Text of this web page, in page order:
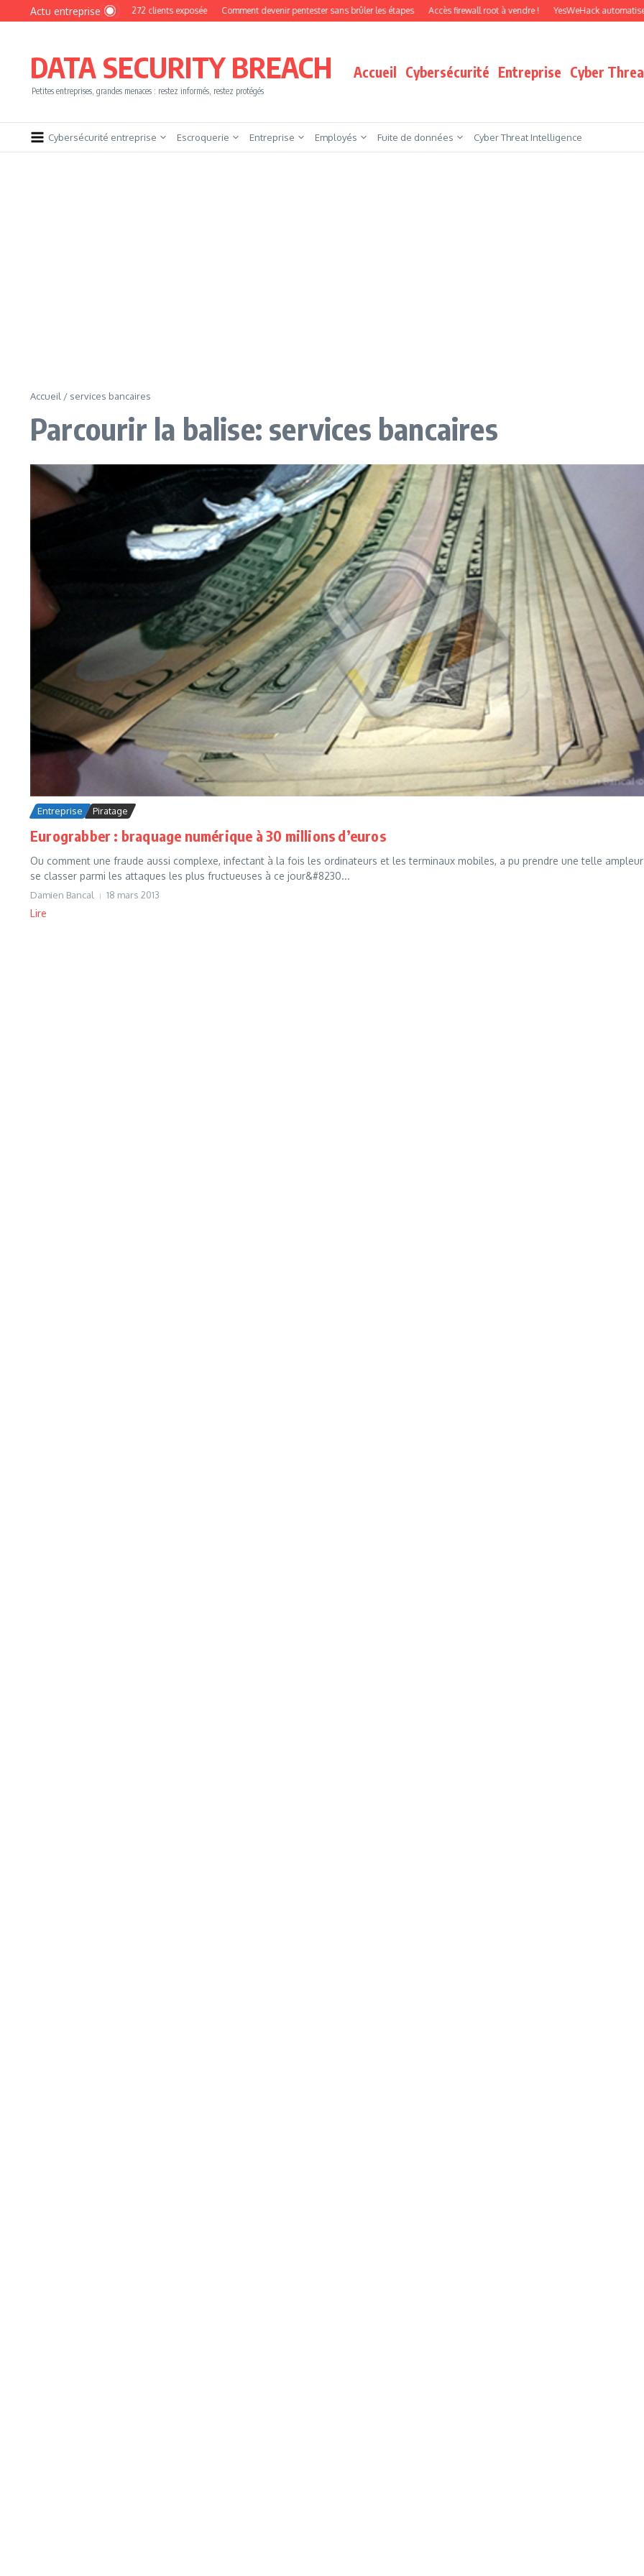
Aller au contenu
Actu entreprise
: une base de 16 272 clients exposée Comment devenir pentester sans brûler les étapes Accès firewall root à vendre ! YesWeHack automatise le
DATA SECURITY BREACH
Petites entreprises, grandes menaces : restez informés, restez protégés
Accueil Cybersécurité Entreprise Cyber
Cybersécurité entreprise Escroquerie Entreprise Employés Fuite de données Cyber Threat Intelligence
Accueil / services bancaires
Parcourir la balise: services bancaires
Entreprise Piratage
Eurograbber : braquage numérique à 30 millions d’euros
Ou comment une fraude aussi complexe, infectant à la fois les ordinateurs et les terminaux mobiles, a pu prendre une telle
se classer parmi les attaques les plus fructueuses à ce jour&#8230...
Damien Bancal 18 mars 2013
Lire